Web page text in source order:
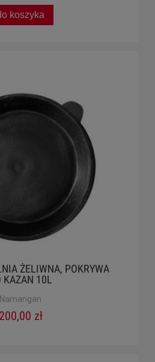
koszyka
ŻELIWNA, POKRYWA
KAZAN 10L
Namangan
200,00 zł